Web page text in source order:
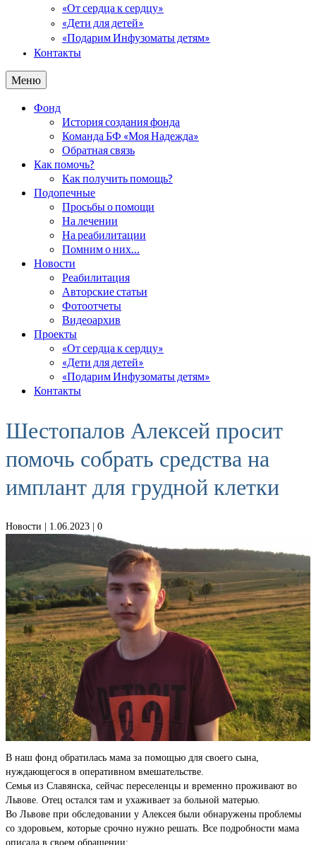
«От сердца к сердцу»
«Дети для детей»
«Подарим Инфузоматы детям»
Контакты
Меню
Фонд
История создания фонда
Команда БФ «Моя Надежда»
Обратная связь
Как помочь?
Как получить помощь?
Подопечные
Просьбы о помощи
На лечении
На реабилитации
Помним о них…
Новости
Реабилитация
Авторские статьи
Фотоотчеты
Видеоархив
Проекты
«От сердца к сердцу»
«Дети для детей»
«Подарим Инфузоматы детям»
Контакты
Шестопалов Алексей просит
помочь собрать средства на
имплант для грудной клетки
Новости | 1.06.2023 | 0
В наш фонд обратилась мама за помощью для своего сына,
нуждающегося в оперативном вмешательстве.
Семья из Славянска, сейчас переселенцы и временно проживают во
Львове. Отец остался там и ухаживает за больной матерью.
Во Львове при обследовании у Алексея были обнаружены проблемы
со здоровьем, которые срочно нужно решать. Все подробности мама
описала в своем обращении: